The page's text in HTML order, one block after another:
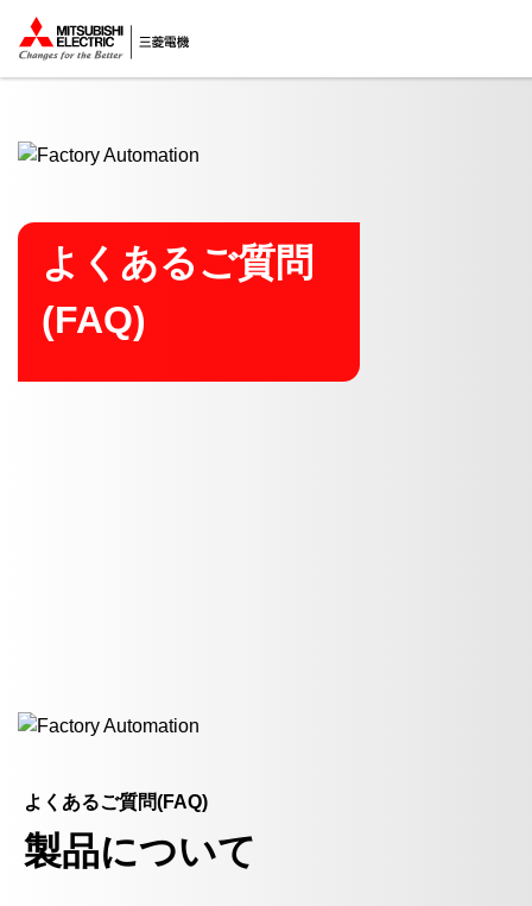
ここから本文
よくあるご質問
(FAQ)
よくあるご質問(FAQ)
製品について